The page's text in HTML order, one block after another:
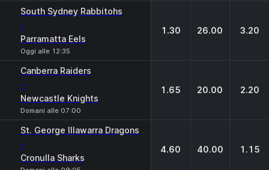
South Sydney Rabbitohs
-
Parramatta Eels
Oggi alle 12:35
1.30 26.00 3.20
Canberra Raiders
-
Newcastle Knights
Domani alle 07:00
1.65 20.00 2.20
St. George Illawarra Dragons
-
Cronulla Sharks
4.60 40.00 1.15